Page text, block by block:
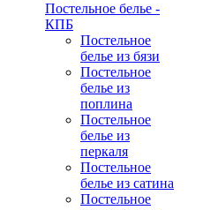
Постельное белье -
КПБ
Постельное
белье из бязи
Постельное
белье из
поплина
Постельное
белье из
перкаля
Постельное
белье из сатина
Постельное